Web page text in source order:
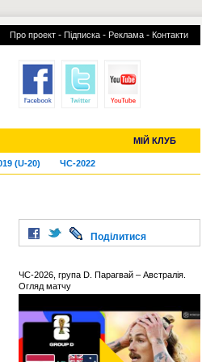
Про проект - Підписка - Реклама - Контакти
МІЙ КЛУБ
(U-20) ЧС-2022
УСІ ТРАНСФЕРИ
Поділитися
ЧС-2026, група D. Парагвай – Австралія.
Огляд матчу